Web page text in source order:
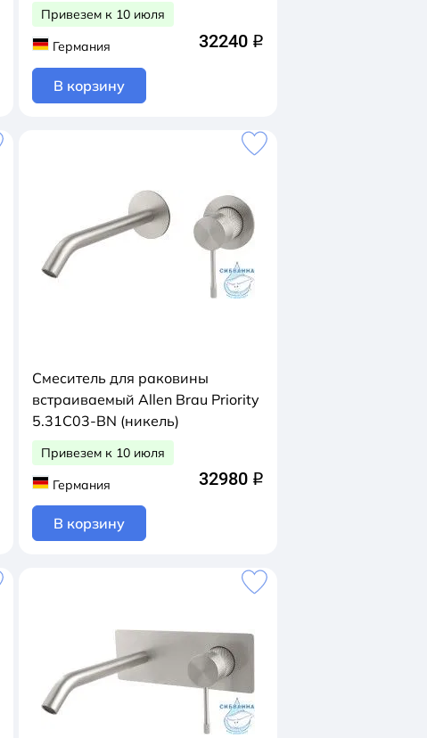
Привезем к 10 июля
Германия
32240 q
В корзину
Смеситель для раковины
встраиваемый Allen Brau Priority
5.31C03-BN (никель)
Привезем к 10 июля
Германия
32980 q
В корзину